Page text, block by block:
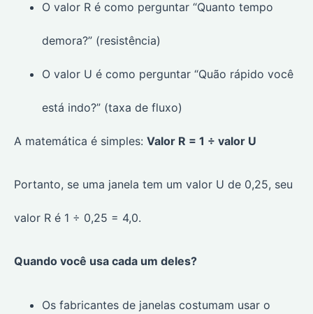
O valor R é como perguntar “Quanto tempo
demora?” (resistência)
O valor U é como perguntar “Quão rápido você
está indo?” (taxa de fluxo)
A matemática é simples: Valor R = 1 ÷ valor U
Portanto, se uma janela tem um valor U de 0,25, seu
valor R é 1 ÷ 0,25 = 4,0.
Quando você usa cada um deles?
Os fabricantes de janelas costumam usar o